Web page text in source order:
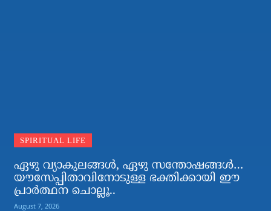
SPIRITUAL LIFE
ഏഴു വ്യാകുലങ്ങള്‍, ഏഴു സന്തോഷങ്ങള്‍…
യൗസേപ്പിതാവിനോടുള്ള ഭക്തിക്കായി ഈ
പ്രാര്‍ത്ഥന ചൊല്ലൂ..
August 7, 2026